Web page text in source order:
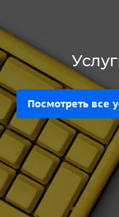
Посмотреть все